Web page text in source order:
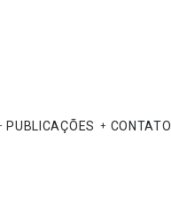
PUBLICAÇÕES CONTATO